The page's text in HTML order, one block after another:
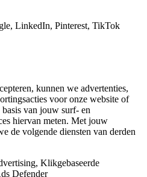
LinkedIn, Pinterest, TikTok
kunnen we advertenties,
voor onze website of
van jouw surf- en
hiervan meten. Met jouw
de volgende diensten van derden
Klikgebaseerde
Defender